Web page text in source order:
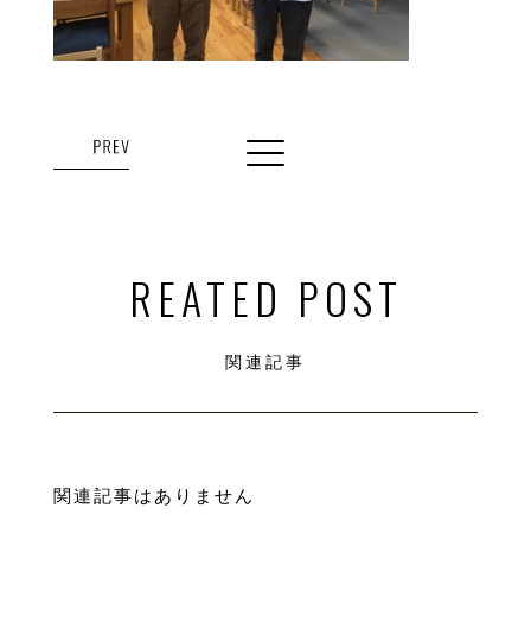
REATED POST
関連記事
関連記事はありません